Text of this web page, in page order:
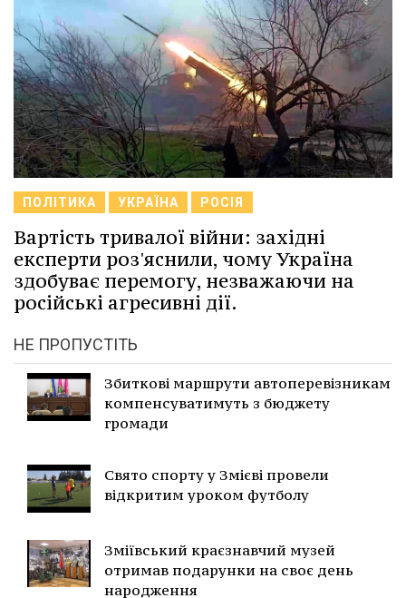
ПОЛІТИКА УКРАЇНА РОСІЯ
Вартість тривалої війни: західні
експерти роз'яснили, чому Україна
здобуває перемогу, незважаючи на
російські агресивні дії.
НЕ ПРОПУСТІТЬ
Збиткові маршрути автоперевізникам
компенсуватимуть з бюджету
громади
Свято спорту у Змієві провели
відкритим уроком футболу
Зміївський краєзнавчий музей
отримав подарунки на своє день
народження